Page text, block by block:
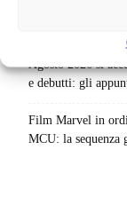
Uno splendido
Agosto 2026 si
e debutti: gli
Film Marvel in
MCU: la sequenza